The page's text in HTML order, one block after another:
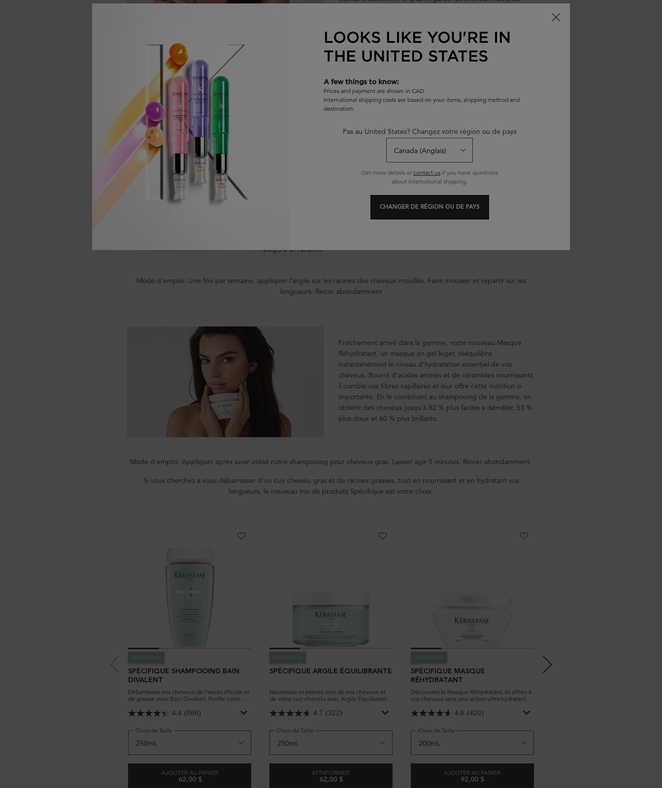
En plus d’obtenir des cheveux et un cuir chevelu nettoyés en douceur, vous pouvez vous attendre à 61,5 % plus de volume (ce
qui manque aux racines grasses), 44 % plus de douceur dans les longueurs et 20 % plus de démêlage après lavage.
Mode d'emploi: Appliquer sur les cheveux mouillés. Masser et rincer abondamment
Un nouvel ajout excitant à la gamme est notre Argile
Equilibrante, un masque capillaire à l'argile détoxifiante qui
nettoie et purifie en profondeur, mais tout en douceur, le cuir
chevelu. Contenant de l’acide aminé et de l’argile kaolin, elle
équilibre le niveau de sébum du cuir chevelu, élimine la
pollution et les impuretés (en les attirant comme un aimant
revigoré et rafraîchi.
Mode d'emploi: Une fois par semaine, appliquer l’argile sur les racines des cheveux mouillés. Faire mousser et répartir sur les
longueurs. Rincer abondamment
Fraîchement arrivé dans la gamme, notre nouveau Masque
Réhydratant, un masque en gel léger, rééquilibre
instantanément le niveau d’hydratation essentiel de vos
cheveux. Bourré d’acides aminés et de céramides nourrissants,
il comble vos fibres capillaires et leur offre cette nutrition si
importante. En le combinant au shampooing de la gamme, on
obtient des cheveux jusqu’à 82 % plus faciles à démêler, 53 %
plus doux et 60 % plus brillants.
Mode d'emploi: Appliquer après avoir utilisé notre shampooing pour cheveux gras. Laisser agir 5 minutes. Rincer abondamment.
Si vous cherchez à vous débarrasser d’un cuir chevelu gras et de racines grasses, tout en nourrissant et en hydratant vos
longueurs, le nouveau trio de produits Spécifique est votre choix.
SPÉCIFIQUE SHAMPOOING BAIN
DIVALENT
Débarrassez vos cheveux de l'excès d'huile et
de graisse avec Bain Divalent. Purifie votre
4.4 (860)
Choix de Taille
AJOUTER AU PANIER
62,00 $
SPÉCIFIQUE ARGILE ÉQUILIBRANTE
Nourrissez et prenez soin de vos cheveux et
de votre cuir chevelu avec Argile Équilibrante,
4.7 (322)
Choix de Taille
M'INFORMER
62,00 $
SPÉCIFIQUE MASQUE
RÉHYDRATANT
Découvrez le Masque Réhydratant, et offrez à
vos cheveux secs une action ultra hydratante.
capillaire.
4.6 (420)
Choix de Taille
AJOUTER AU PANIER
92,00 $
LOOKS LIKE YOU'RE IN
THE UNITED STATES
A few things to know:
Prices and payment are shown in CAD.
International shipping costs are based on your items, shipping method and
destination.
Pas au United States? Changez votre région ou de pays
Get more details or contact us if you have questions
about international shipping.
CHANGER DE RÉGION OU DE PAYS